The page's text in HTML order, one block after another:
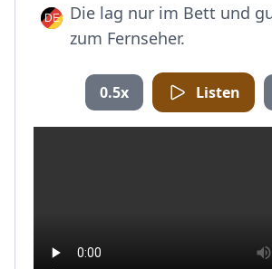
Die lag nur im Bett und
zum Fernseher.
0.5x Listen